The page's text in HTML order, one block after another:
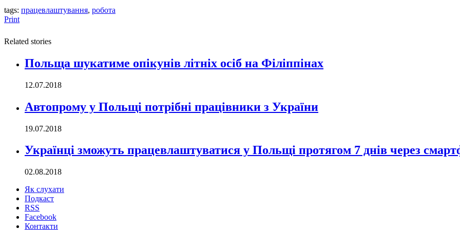
tags: працевлаштування, робота
Print
Related stories
Польща шукатиме опікунів літніх осіб на Філіппінах
12.07.2018
Автопрому у Польщі потрібні працівники з України
19.07.2018
Українці зможуть працевлаштуватися у Польщі протягом 7 днів через
02.08.2018
Як слухати
Подкаст
RSS
Facebook
Контакти